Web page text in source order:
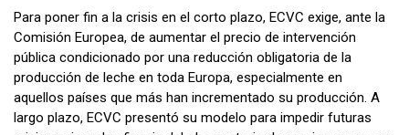
Para poner fin a la crisis en el corto plazo, ECVC exige, ante la
Comisión Europea, de aumentar el precio de intervención
pública condicionado por una reducción obligatoria de la
producción de leche en toda Europa, especialmente en
aquellos países que más han incrementado su producción. A
largo plazo, ECVC presentó su modelo para impedir futuras